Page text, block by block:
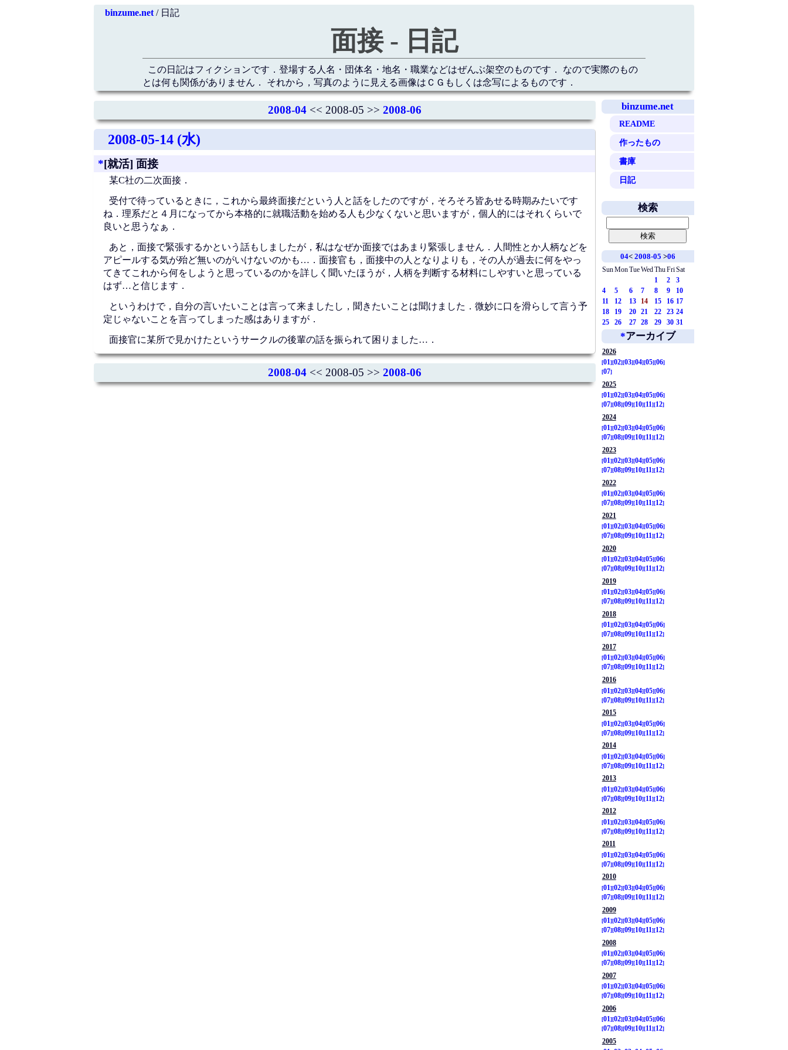
binzume.net/ 日記
面接 - 日記
この日記はフィクションです．登場する人名・団体名・地名・職業などはぜんぶ架空のものです． なので実際のもの
とは何も関係がありません． それから，写真のように見える画像はＣＧもしくは念写によるものです．
binzume.net
README
作ったもの
書庫
日記
2008-04 << 2008-05 >> 2008-06
2008-05-14 (水)
*[就活] 面接
某C社の二次面接．
受付で待っているときに，これから最終面接だという人と話をしたのですが，そろそろ皆あせる時期みたいです
ね．理系だと４月になってから本格的に就職活動を始める人も少なくないと思いますが，個人的にはそれくらいで
良いと思うなぁ．
あと，面接で緊張するかという話もしましたが，私はなぜか面接ではあまり緊張しません．人間性とか人柄などを
アピールする気が殆ど無いのがいけないのかも…．面接官も，面接中の人となりよりも，その人が過去に何をやっ
てきてこれから何をしようと思っているのかを詳しく聞いたほうが，人柄を判断する材料にしやすいと思っている
はず…と信じます．
というわけで，自分の言いたいことは言って来ましたし，聞きたいことは聞けました．微妙に口を滑らして言う予
定じゃないことを言ってしまった感はありますが．
面接官に某所で見かけたというサークルの後輩の話を振られて困りました…．
2008-04 << 2008-05 >> 2008-06
検索
04< 2008-05 >06
SunMonTueWed ThuFriSat
1
2
3
4
5 6 7 8 9
10
11
12 13 14 15 16 17
18
19 20 21 22 23 24
25
26 27 28 29 30 31
*アーカイブ
2026
01
02 03 04 05 06
07
2025
01
02 03 04 05 06
07 08 09 10 11
12
2024
01
02 03 04 05 06
07 08 09 10 11
12
2023
01
02 03 04 05 06
07 08 09 10 11
12
2022
01
02 03 04 05 06
07 08 09 10 11
12
2021
01
02 03 04 05 06
07 08 09 10 11
12
2020
01
02 03 04 05 06
07 08 09 10 11
12
2019
01
02 03 04 05 06
07 08 09 10 11
12
2018
01 02 03 04 05 06
07 08 09 10 11 12
2017
01 02 03 04 05 06
07 08 09 10 11 12
2016
01
02 03 04 05 06
07 08 09 10 11
12
2015
01
02 03 04 05 06
07 08 09 10 11
12
2014
01
02 03 04 05 06
07 08 09 10 11
12
2013
01
02 03 04 05 06
07 08 09 10 11
12
2012
01
02 03 04 05 06
07 08 09 10 11
12
2011
01
02 03 04 05 06
07 08 09 10 11
12
2010
01
02 03 04 05 06
07 08 09 10 11
12
2009
01
02 03 04 05 06
07 08 09 10 11
12
2008
01
02 03 04 05 06
07 08 09 10 11
12
2007
01
02 03 04 05 06
07 08 09 10 11
12
2006
01
02 03 04 05 06
07 08 09 10 11
12
2005